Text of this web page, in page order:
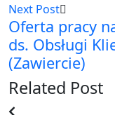
Next Post
Oferta pracy
ds. Obsługi
(Zawiercie)
Related Post